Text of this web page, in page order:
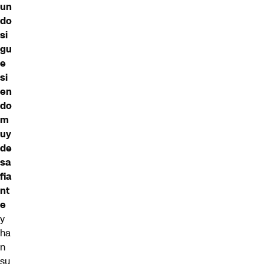
un
do
si
gu
e
si
en
do
m
uy
de
sa
fia
nt
e
y
ha
n
su